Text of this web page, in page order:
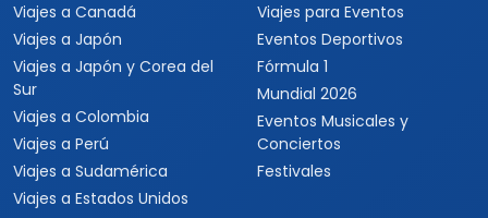
Viajes a Canadá
Viajes a Japón
Viajes a Japón y Corea del
Sur
Viajes a Colombia
Viajes a Perú
Viajes a Sudamérica
Viajes a Estados Unidos
Viajes para Eventos
Eventos Deportivos
Fórmula 1
Mundial 2026
Eventos Musicales y
Conciertos
Festivales